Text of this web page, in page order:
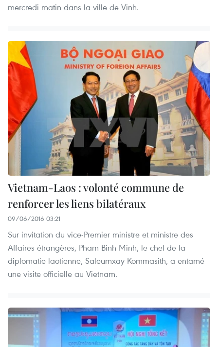
mercredi matin dans la ville de Vinh.
Vietnam-Laos : volonté commune de
renforcer les liens bilatéraux
09/06/2016 03:21
Sur invitation du vice-Premier ministre et ministre des
Affaires étrangères, Pham Binh Minh, le chef de la
diplomatie laotienne, Saleumxay Kommasith, a entamé
une visite officielle au Vietnam.